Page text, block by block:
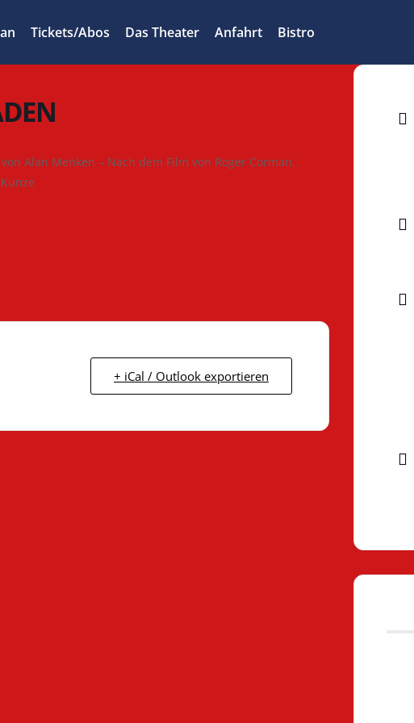
Tickets/Abos Das Theater Anfahrt Bistro
Alan Menken – Nach dem Film von Roger Corman,
+ iCal / Outlook exportieren